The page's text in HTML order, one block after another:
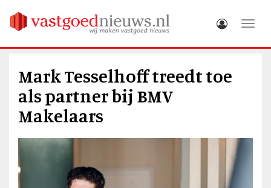
Mark Tesselhoff treedt toe
als partner bij BMV
Makelaars